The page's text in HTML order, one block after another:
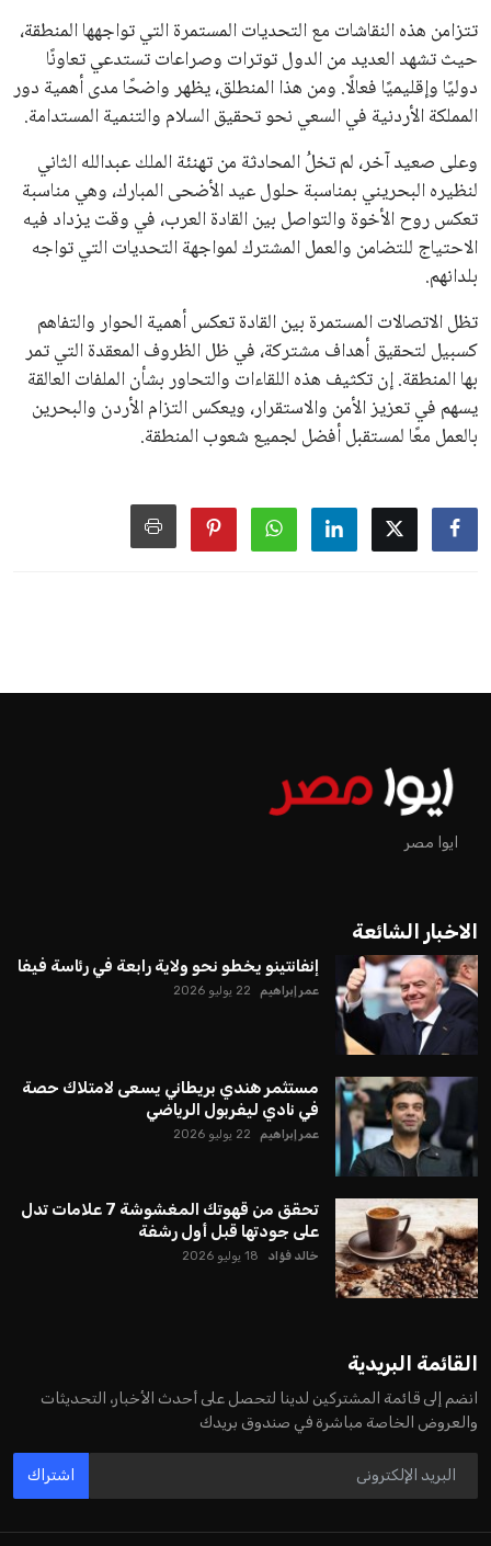
تتزامن هذه النقاشات مع التحديات المستمرة التي تواجهها المنطقة،
حيث تشهد العديد من الدول توترات وصراعات تستدعي تعاونًا
دوليًا وإقليميًا فعالًا. ومن هذا المنطلق، يظهر واضحًا مدى أهمية دور
المملكة الأردنية في السعي نحو تحقيق السلام والتنمية المستدامة.
وعلى صعيد آخر، لم تخلُ المحادثة من تهنئة الملك عبدالله الثاني
لنظيره البحريني بمناسبة حلول عيد الأضحى المبارك، وهي مناسبة
تعكس روح الأخوة والتواصل بين القادة العرب، في وقت يزداد فيه
الاحتياج للتضامن والعمل المشترك لمواجهة التحديات التي تواجه
بلدانهم.
تظل الاتصالات المستمرة بين القادة تعكس أهمية الحوار والتفاهم
كسبيل لتحقيق أهداف مشتركة، في ظل الظروف المعقدة التي تمر
بها المنطقة. إن تكثيف هذه اللقاءات والتحاور بشأن الملفات العالقة
يسهم في تعزيز الأمن والاستقرار، ويعكس التزام الأردن والبحرين
بالعمل معًا لمستقبل أفضل لجميع شعوب المنطقة.
إنفانتينو يخطو نحو ولاية رابعة في
عمر إبراهيم منذ 18 أيام
يبدو أن السويسري جياني إنفانتينو في طريقه للاحتفاظ بمنصبه
كرئيس للاتحاد الدولي لكرة القدم “فيفا” لفترة رابعة، بعد أن حصل
على تأييد واسع من أكثر من 200 اتحاد وطني من أصل 211 في
الجمعية العمومية. مما يعزز فرصته للفوز في الانتخابات المقررة عام
2027، ويجعله المرشح الأكثر حظًا حتى الآن.
لإنفانتينو في الآونة الأخيرة. حتى الآن، لم يتقدم أي مرشح منافس
في السباق الانتخابي، ولم تتمكن الأصوات المعارضة من التوصل إلى
اسم يوازن موقف إنفانتينو، قبل انتهاء فترة الترشح في نوفمبر
المقبل.
يعتمد إنفانتينو على قاعدة دعم قوية من الاتحادات القارية المختلفة،